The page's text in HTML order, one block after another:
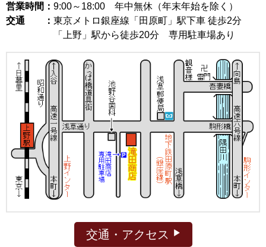
営業時間： 9:00～18:00 年中無休（年末年始を除く）
交通 ： 東京メトロ銀座線「田原町」駅下車 徒歩2分
「上野」駅から徒歩20分 専用駐車場あり
交通・アクセス